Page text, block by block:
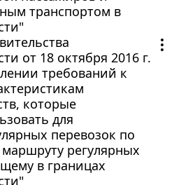
транспортом в
от 18 октября 2016 г.
требований к
которые
для
перевозок по
регулярных
в границах